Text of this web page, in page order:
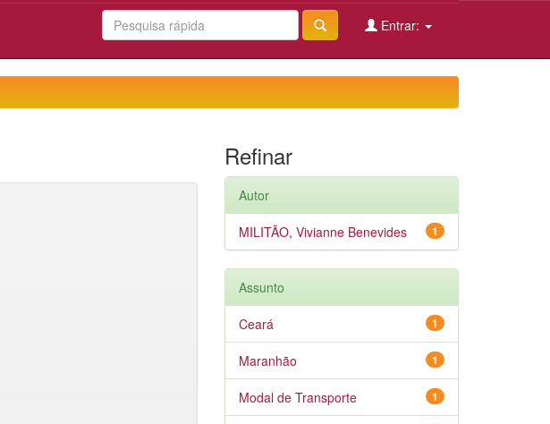
Entrar:
Refinar
Autor
1
MILITÃO, Vivianne Benevides
Assunto
1
Ceará
1
Maranhão
1
Modal de Transporte